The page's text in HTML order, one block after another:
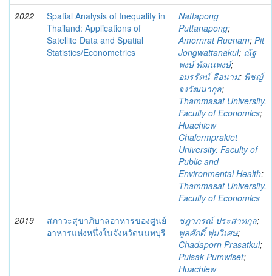
2022
Spatial Analysis of Inequality in
Thailand: Applications of
Satellite Data and Spatial
Statistics/Econometrics
Nattapong
Puttanapong;
Amornrat Ruenam; Pit
Jongwattanakul; ณัฐ
พงษ์ พัฒนพงษ์;
อมรรัตน์ ลือนาม; พิชญ์
จงวัฒนากุล;
Thammasat University.
Faculty of Economics;
Huachiew
Chalermprakiet
University. Faculty of
Public and
Environmental Health;
Thammasat University.
Faculty of Economics
2019
สภาวะสุขาภิบาลอาหารของศูนย์
อาหารแห่งหนึ่งในจังหวัดนนทบุรี
ชฎาภรณ์ ประสาทกุล;
พูลศักดิ์ พุ่มวิเศษ;
Chadaporn Prasatkul;
Pulsak Pumwiset;
Huachiew